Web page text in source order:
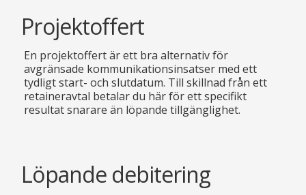
Projektoffert
En projektoffert är ett bra alternativ för
avgränsade kommunikationsinsatser med ett
tydligt start- och slutdatum. Till skillnad från ett
retaineravtal betalar du här för ett specifikt
resultat snarare än löpande tillgänglighet.
Löpande debitering